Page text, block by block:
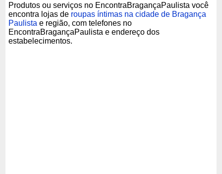
Produtos ou serviços no EncontraBragançaPaulista você
encontra lojas de roupas íntimas na cidade de Bragança
Paulista e região, com telefones no
EncontraBragançaPaulista e endereço dos
estabelecimentos.